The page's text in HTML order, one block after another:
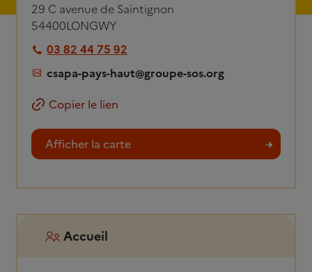
29 C avenue de Saintignon
54400LONGWY
03 82 44 75 92
csapa-pays-haut@groupe-sos.org
Copier le lien
Afficher la carte
Accueil